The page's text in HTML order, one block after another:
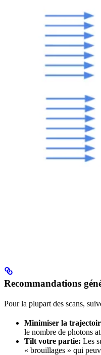
Recommandations
Pour la plupart des scans,
Minimiser la
le nombre de photons
Tilt votre partie: Les
« brouillages » qui